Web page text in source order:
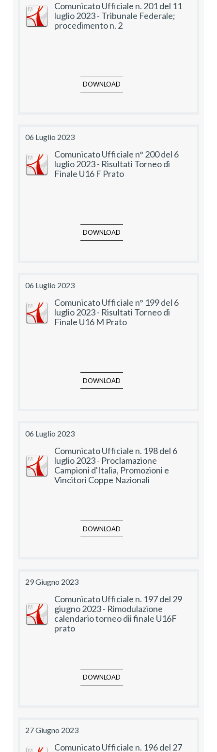
Comunicato Ufficiale n. 201 del 11
luglio 2023 - Tribunale Federale;
procedimento n. 2
DOWNLOAD
06 Luglio 2023
Comunicato Ufficiale n° 200 del 6
luglio 2023 - Risultati Torneo di
Finale U16 F Prato
DOWNLOAD
06 Luglio 2023
Comunicato Ufficiale n° 199 del 6
luglio 2023 - Risultati Torneo di
Finale U16 M Prato
DOWNLOAD
06 Luglio 2023
Comunicato Ufficiale n. 198 del 6
luglio 2023 - Proclamazione
Campioni d'Italia, Promozioni e
Vincitori Coppe Nazionali
DOWNLOAD
29 Giugno 2023
Comunicato Ufficiale n. 197 del 29
giugno 2023 - Rimodulazione
calendario torneo dii finale U16F
prato
DOWNLOAD
27 Giugno 2023
Comunicato Ufficiale n. 196 del 27